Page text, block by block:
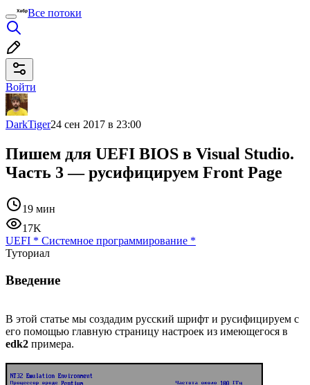
Все потоки
Войти
DarkTiger24 сен 2017 в 23:00
Пишем для UEFI BIOS в Visual Studio.
Часть 3 — русифицируем Front Page
19 мин
17K
UEFI * Системное программирование *
Туториал
Введение
В этой статье мы создадим русский шрифт и русифицируем с
его помощью главную страницу настроек из имеющегося в
edk2 примера.